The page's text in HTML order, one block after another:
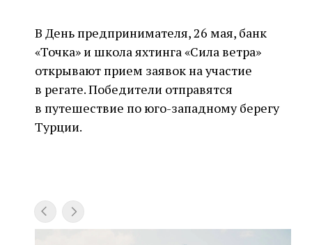
В День предпринимателя, 26 мая, банк
«Точка» и школа яхтинга «Сила ветра»
открывают прием заявок на участие
в регате. Победители отправятся
в путешествие по юго-западному берегу
Турции.